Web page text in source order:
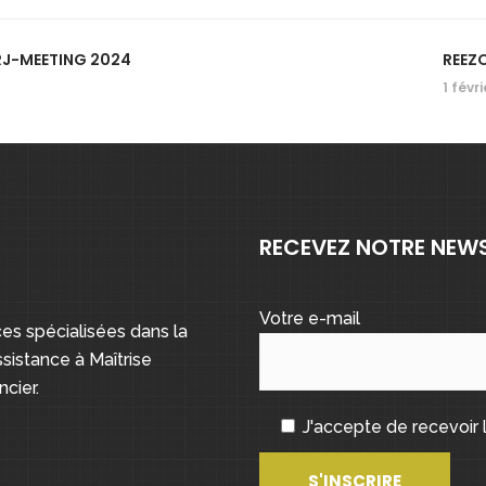
MEETING 2024
1
spécialisées dans la
à Maîtrise
RECEVEZ NOTRE
Votre e-mail
J'accepte de recevoir